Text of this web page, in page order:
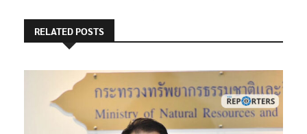
RELATED POSTS